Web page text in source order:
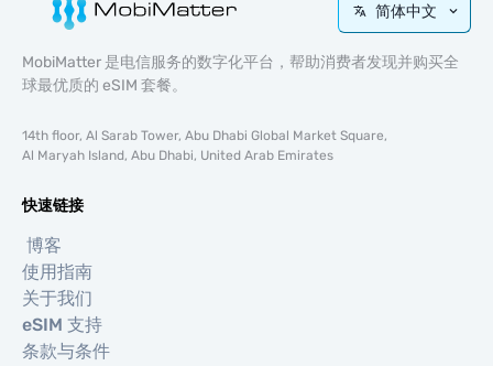
简体中文
MobiMatter 是电信服务的数字化平台，帮助消费者发现并购买全
球最优质的 eSIM 套餐。
14th floor, Al Sarab Tower, Abu Dhabi Global Market Square,
Al Maryah Island, Abu Dhabi, United Arab Emirates
快速链接
博客
使用指南
关于我们
eSIM 支持
条款与条件